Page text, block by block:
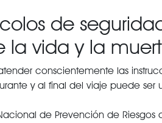
de
la vida y la
conscientemente las
y al final del viaje puede
de Prevención de Riesgos